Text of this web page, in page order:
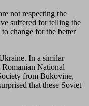
not respecting the
suffered for telling the
change for the better
In a similar
National
from Bukovine,
that these Soviet